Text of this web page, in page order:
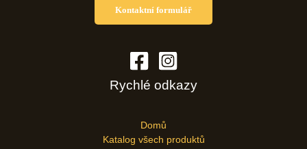
Kontaktní formulář
Rychlé odkazy
Domů
Katalog všech produktů